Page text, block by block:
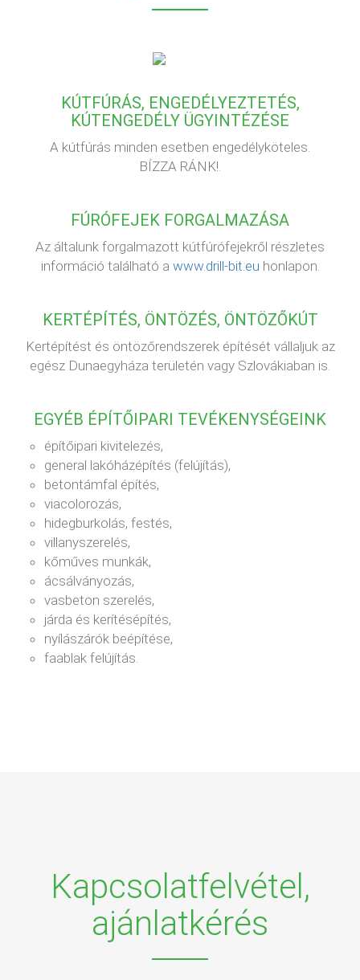
KÚTFÚRÁS, ENGEDÉLYEZTETÉS,
KÚTENGEDÉLY ÜGYINTÉZÉSE
A kútfúrás minden esetben engedélyköteles.
BÍZZA RÁNK!.
FÚRÓFEJEK FORGALMAZÁSA
Az általunk forgalmazott kútfúrófejekről részletes
információ található a www.drill-bit.eu honlapon.
KERTÉPÍTÉS, ÖNTÖZÉS, ÖNTÖZŐKÚT
Kertépítést és öntözőrendszerek építését vállaljuk az
egész Dunaegyháza területén vagy Szlovákiaban is.
EGYÉB ÉPÍTŐIPARI TEVÉKENYSÉGEINK
építőipari kivitelezés,
general lakóházépítés (felújítás),
betontámfal építés,
viacolorozás,
hidegburkolás, festés,
villanyszerelés,
kőműves munkák,
ácsálványozás,
vasbeton szerelés,
járda és kerítésépítés,
nyílászárók beépítése,
faablak felújítás.
Kapcsolatfelvétel,
ajánlatkérés